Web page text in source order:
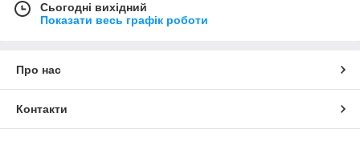
Сьогодні вихідний
Показати весь графік роботи
Про нас
Контакти